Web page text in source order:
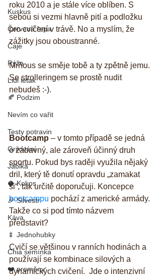
Kuskus
Červená řepa
Čaje
Rýže
Lidl letak
🍂 Podzim
Nevím co vařit
Testy potravin
Grilování
Jablka
🥥 Kokos
🎉 Silvestr
Káva
🍢 Jednohubky
Chia semínka
❤️ proměny
roku 2010 a je stále více oblíben. S
sebou si vezmi hlavně pití a podložku
pro cvičení v trávě. No a myslím, že
zážitky jsou oboustranné.
Mrňous se směje tobě a ty zpětně jemu.
Se strolleringem se prostě nudit
nebudeš :-).
Bootcamp – v tomto případě se jedná
o zábavný, ale zároveň účinný druh
sportu. Pokud bys raději využila nějaký
dril, který tě donutí opravdu „zamakat
si“, tak určitě doporučuji. Koncepce
bootcampu pochází z americké armády.
Takže co si pod tímto názvem
představit?
Cvičí se většinou v ranních hodinách a
používají se kombinace silových a
dynamických cvičení.  Jde o intenzivní